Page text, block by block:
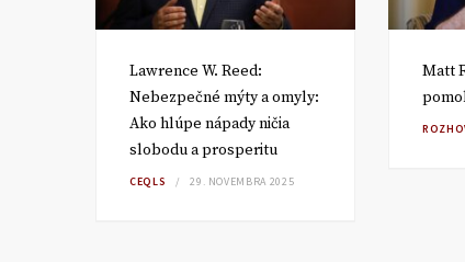
Lawrence W. Reed:
Nebezpečné mýty a omyly:
Ako hlúpe nápady ničia
slobodu a prosperitu
CEQLS 29. NOVEMBRA 2025
Matt